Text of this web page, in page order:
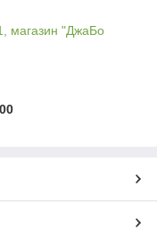
магазин "ДжаБо